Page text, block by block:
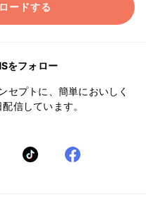
ードする
をフォロー
セプトに、簡単においしく
信しています。